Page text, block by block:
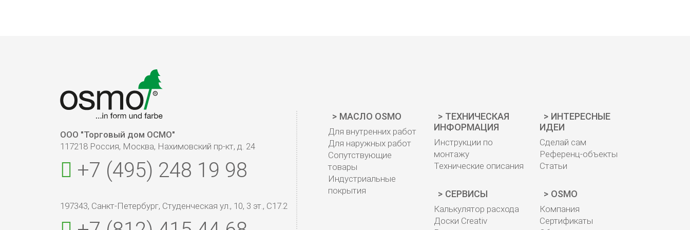
ООО "Торговый дом ОСМО"
117218 Россия, Москва, Нахимовский пр-кт, д. 24
+7 (495) 248 19 98
197343, Санкт-Петербург, Студенческая ул., 10, 3 эт., С17.2
МАСЛО OSMO
Для внутренних работ
Для наружных работ
Сопутствующие
товары
Индустриальные
покрытия
ТЕХНИЧЕСКАЯ
ИНФОРМАЦИЯ
Инструкции по
монтажу
Технические описания
СЕРВИСЫ
Калькулятор расхода
Доски Creativ
ИНТЕРЕСНЫЕ
ИДЕИ
Сделай сам
Референц-объекты
Статьи
OSMO
Компания
Сертификаты